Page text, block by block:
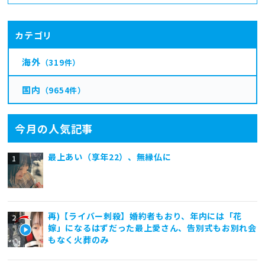
カテゴリ
海外 （319件）
国内 （9654件）
今月の人気記事
最上あい（享年22）、無縁仏に
再)【ライバー刺殺】婚約者もおり、年内には「花
嫁」になるはずだった最上愛さん、告別式もお別れ会
もなく火葬のみ